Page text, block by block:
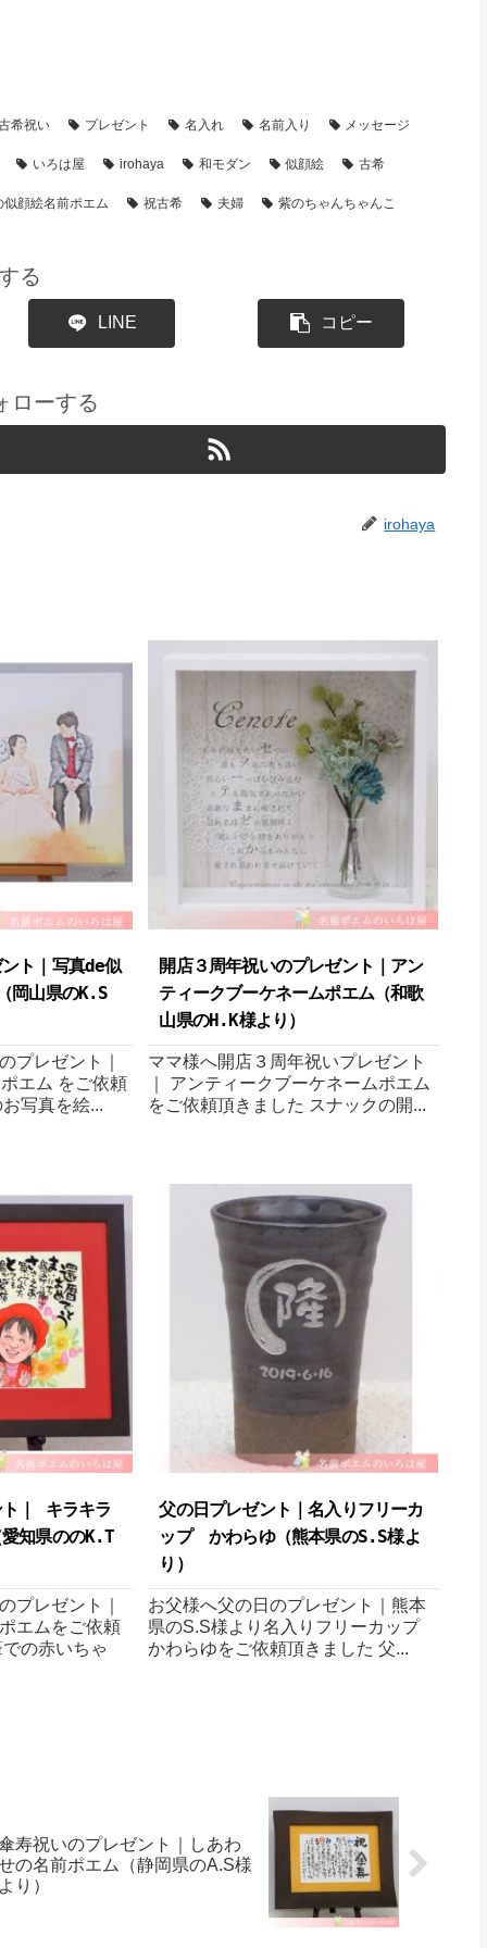
希祝い プレゼント 名入れ 名前入り メッセージ
いろは屋 irohaya 和モダン 似顔絵 古希
似顔絵名前ポエム 祝古希 夫婦 紫のちゃんちゃんこ
る
LINE コピー
ローする
irohaya
ト｜写真de似
岡山県のK.S
プレゼント｜
エム をご依頼
写真を絵...
開店３周年祝いのプレゼント｜アン
ティークブーケネームポエム （和歌
山県のH.K様より ）
ママ様へ開店３周年祝いプレゼント
｜ アンティークブーケネームポエム
をご依頼頂きました スナックの開...
｜ キラキラ
愛知県ののK.T
プレゼント｜
エムをご依頼
の赤いちゃ
父の日プレゼント｜名入りフリーカ
ップ かわらゆ（熊本県のS.S様よ
り ）
お父様へ父の日のプレゼント｜熊本
県のS.S様より名入りフリーカップ
かわらゆをご依頼頂きました 父...
寿祝いのプレゼント｜しあわ
の名前ポエム （静岡県のA.S様
より ）